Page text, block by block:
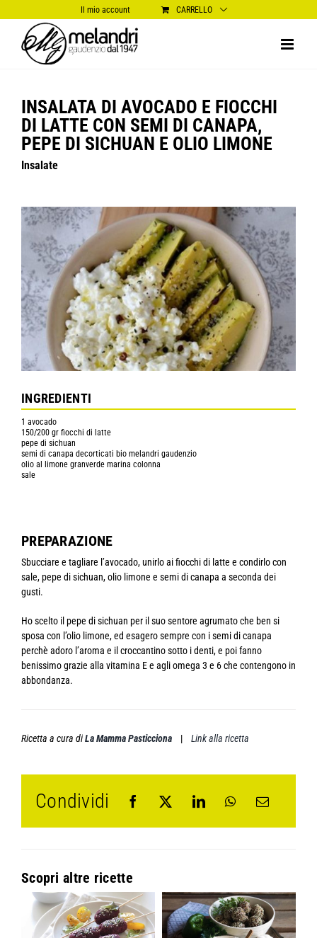
al
contenuto
Il mio account CARRELLO
INSALATA DI AVOCADO E FIOCCHI
DI LATTE CON SEMI DI CANAPA,
PEPE DI SICHUAN E OLIO LIMONE
Insalate
INGREDIENTI
1 avocado
150/200 gr fiocchi di latte
pepe di sichuan
semi di canapa decorticati bio melandri gaudenzio
olio al limone granverde marina colonna
sale
PREPARAZIONE
Sbucciare e tagliare l’avocado, unirlo ai fiocchi di latte e condirlo con
sale, pepe di sichuan, olio limone e semi di canapa a seconda dei
gusti.
Ho scelto il pepe di sichuan per il suo sentore agrumato che ben si
sposa con l’olio limone, ed esagero sempre con i semi di canapa
perchè adoro l’aroma e il croccantino sotto i denti, e poi fanno
benissimo grazie alla vitamina E e agli omega 3 e 6 che contengono in
abbondanza.
Ricetta a cura diLa Mamma Pasticciona| Link alla ricetta
Condividi
Scopri altre ricette